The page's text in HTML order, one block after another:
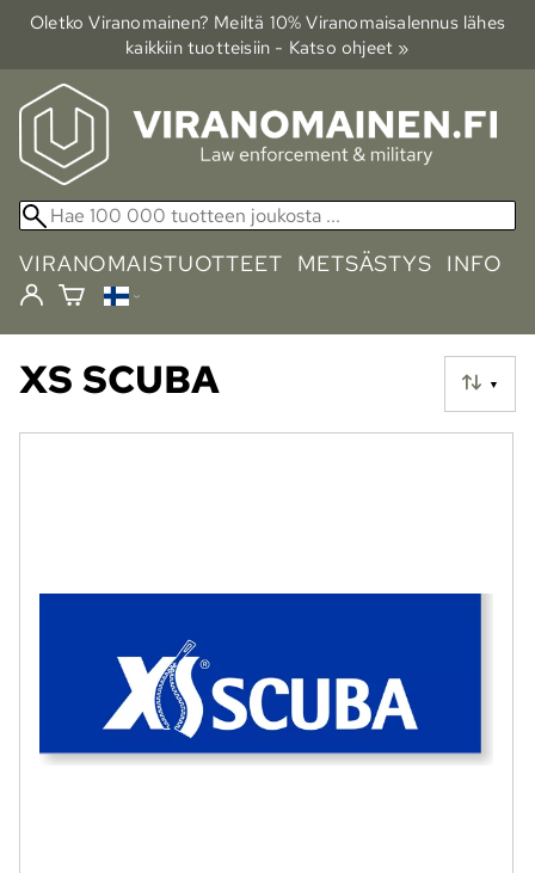
Oletko Viranomainen? Meiltä 10% Viranomais­alennus lähes
kaikkiin tuotteisiin - Katso ohjeet »
VIRANOMAISTUOTTEET METSÄSTYS INFO
▼
XS SCUBA